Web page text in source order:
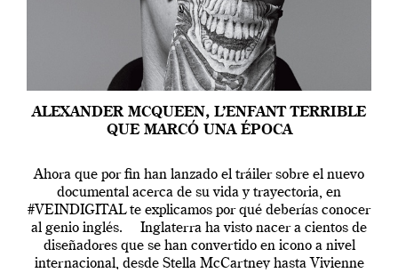
ALEXANDER MCQUEEN, L’ENFANT TERRIBLE
QUE MARCÓ UNA ÉPOCA
Ahora que por fin han lanzado el tráiler sobre el nuevo
documental acerca de su vida y trayectoria, en
#VEINDIGITAL te explicamos por qué deberías conocer
al genio inglés. Inglaterra ha visto nacer a cientos de
diseñadores que se han convertido en icono a nivel
internacional, desde Stella McCartney hasta Vivienne